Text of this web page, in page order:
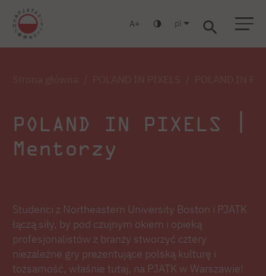
Warszawa Gdańsk Liceum Studia podyplomowe Studia MBA
A pl
POLAND IN PIXELS |
Mentorzy
Studenci z Northeastern University Boston i PJATK
łączą siły, by pod czujnym okiem i opieką
profesjonalistów z branży stworzyć cztery
niezależne gry prezentujące polską kulturę i
tożsamość, właśnie tutaj, na PJATK w Warszawie!